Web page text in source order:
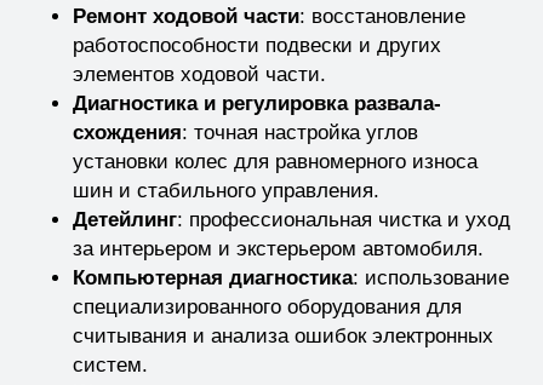
Ремонт ходовой части: восстановление
работоспособности подвески и других
элементов ходовой части.
Диагностика и регулировка развала-
схождения: точная настройка углов
установки колес для равномерного износа
шин и стабильного управления.
Детейлинг: профессиональная чистка и уход
за интерьером и экстерьером автомобиля.
Компьютерная диагностика: использование
специализированного оборудования для
считывания и анализа ошибок электронных
систем.